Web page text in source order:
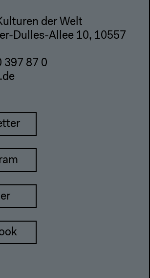
der Welt
Dulles-Allee 10, 10557
397 87 0